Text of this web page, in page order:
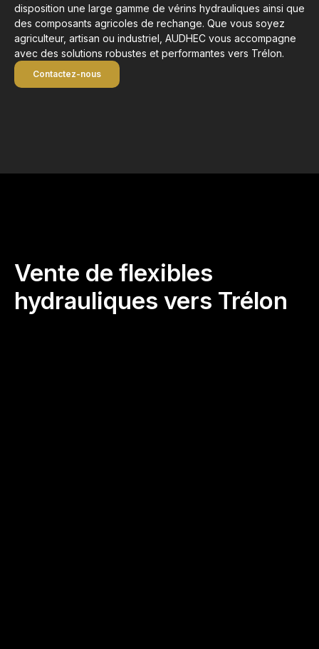
disposition une large gamme de vérins hydrauliques ainsi que
des composants agricoles de rechange. Que vous soyez
agriculteur, artisan ou industriel, AUDHEC vous accompagne
avec des solutions robustes et performantes vers Trélon.
Contactez-nous
Vente de flexibles
hydrauliques vers Trélon